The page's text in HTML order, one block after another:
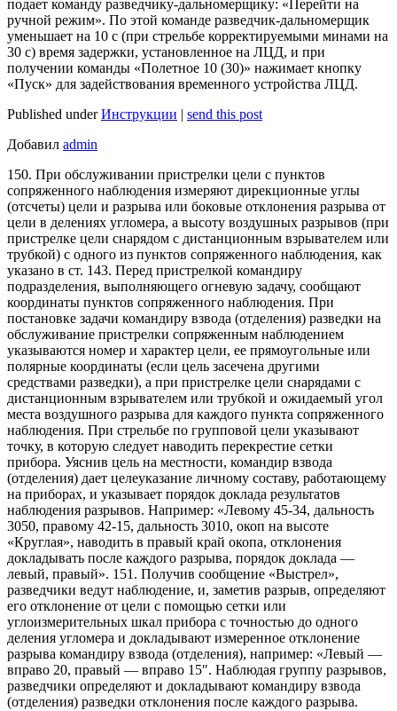
подает команду разведчику-дальномерщику: «Перейти на
ручной режим». По этой команде разведчик-дальномерщик
уменьшает на 10 с (при стрельбе корректируемыми минами на
30 с) время задержки, установленное на ЛЦД, и при
получении команды «Полетное 10 (30)» нажимает кнопку
«Пуск» для задействования временного устройства ЛЦД.
Published underИнструкции | send this post
Добавил admin
150. При обслуживании пристрелки цели с пунктов
сопряженного наблюдения измеряют дирекционные углы
(отсчеты) цели и разрыва или боковые отклонения разрыва от
цели в делениях угломера, а высоту воздушных разрывов (при
пристрелке цели снарядом с дистанционным взрывателем или
трубкой) с одного из пунктов сопряженного наблюдения, как
указано в ст. 143. Перед пристрелкой командиру
подразделения, выполняющего огневую задачу, сообщают
координаты пунктов сопряженного наблюдения. При
постановке задачи командиру взвода (отделения) разведки на
обслуживание пристрелки сопряженным наблюдением
указываются номер и характер цели, ее прямоугольные или
полярные координаты (если цель засечена другими
средствами разведки), а при пристрелке цели снарядами с
дистанционным взрывателем или трубкой и ожидаемый угол
места воздушного разрыва для каждого пункта сопряженного
наблюдения. При стрельбе по групповой цели указывают
точку, в которую следует наводить перекрестие сетки
прибора. Уяснив цель на местности, командир взвода
(отделения) дает целеуказание личному составу, работающему
на приборах, и указывает порядок доклада результатов
наблюдения разрывов. Например: «Левому 45-34, дальность
3050, правому 42-15, дальность 3010, окоп на высоте
«Круглая», наводить в правый край окопа, отклонения
докладывать после каждого разрыва, порядок доклада —
левый, правый». 151. Получив сообщение «Выстрел»,
разведчики ведут наблюдение, и, заметив разрыв, определяют
его отклонение от цели с помощью сетки или
углоизмерительных шкал прибора с точностью до одного
деления угломера и докладывают измеренное отклонение
разрыва командиру взвода (отделения), например: «Левый —
вправо 20, правый — вправо 15″. Наблюдая группу разрывов,
разведчики определяют и докладывают командиру взвода
(отделения) разведки отклонения после каждого разрыва.